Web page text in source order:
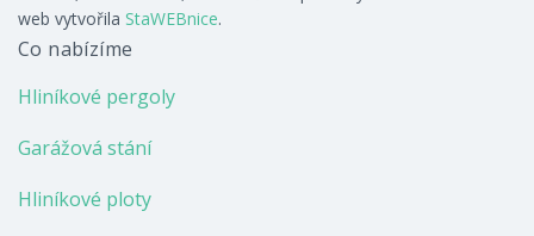
web vytvořila StaWEBnice.
Co nabízíme
Hliníkové pergoly
Garážová stání
Hliníkové ploty